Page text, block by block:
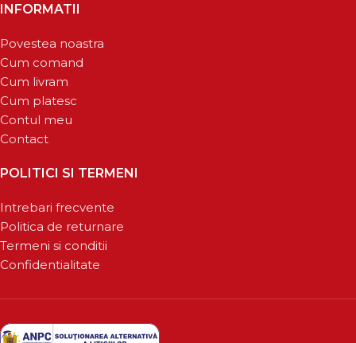
INFORMATII
Povestea noastra
Cum comand
Cum livram
Cum platesc
Contul meu
Contact
POLITICI SI TERMENI
Intrebari frecvente
Politica de returnare
Termeni si conditii
Confidentialitate